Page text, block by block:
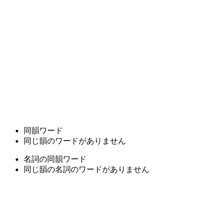
同韻ワード
同じ韻のワードがありません
名詞の同韻ワード
同じ韻の名詞のワードがありません